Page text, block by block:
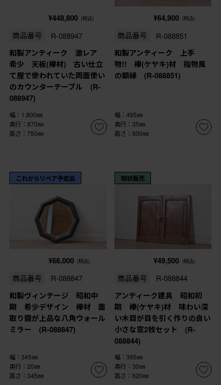
¥448,800 (税込)
商品番号 R-088947
和製アンティーク 激レア
希少 天板(欅材) 古い仕立
て屋で使われていた両面使い
のカウンターテーブル (R-
088947)
幅：1,800㎜
奥行：870㎜
高さ：750㎜
¥64,900 (税込)
商品番号 R-088851
和製アンティーク 上手
物!! 欅(ケヤキ)材 指物風
の額縁 (R-088851)
幅：495㎜
奥行：35㎜
高さ：600㎜
これからリペア予定品
¥66,000 (税込)
商品番号 R-088847
和製ヴィンテージ 昭和中
期 希少デザイン 欅材 面
取り鏡が上品な八角ウォール
ミラー (R-088847)
幅：345㎜
奥行：20㎜
高さ：345㎜
現状販売
¥49,500 (税込)
商品番号 R-088844
アンティーク建具 昭和初
期 欅(ケヤキ)材 味わい深
い木目が目を引く作りの良い
小さな窓2枚セット (R-
088844)
幅：365㎜
奥行：30㎜
高さ：620㎜